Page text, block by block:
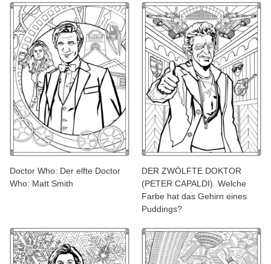
Doctor Who: Der elfte Doctor
Who: Matt Smith
DER ZWÖLFTE DOKTOR
(PETER CAPALDI). Welche
Farbe hat das Gehirn eines
Puddings?